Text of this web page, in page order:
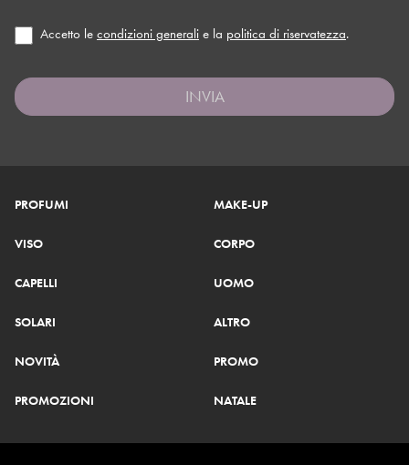
Accetto le condizioni generali e la politica di riservatezza.
INVIA
PROFUMI MAKE-UP
VISO CORPO
CAPELLI UOMO
SOLARI ALTRO
NOVITÀ PROMO
PROMOZIONI NATALE